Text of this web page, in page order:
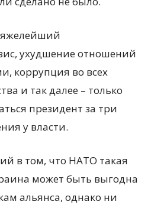
ухудшение отношений
коррупция во всех
и так далее – только
президент за три
у власти.
в том, что НАТО такая
может быть выгодна
альянса, однако ни